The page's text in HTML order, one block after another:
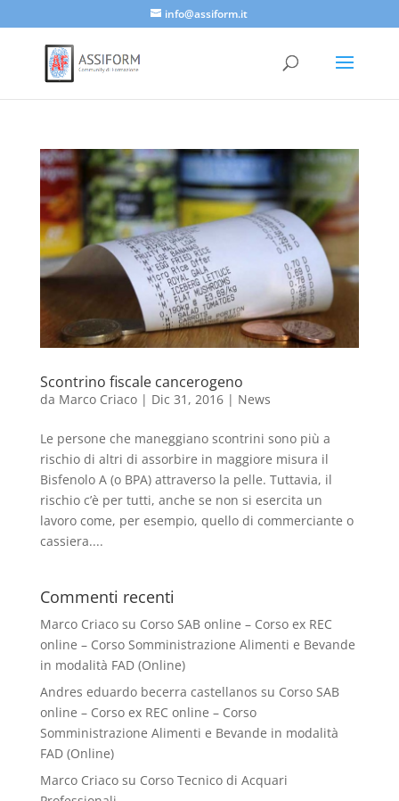
info@assiform.it
Scontrino fiscale cancerogeno
da Marco Criaco| Dic 31, 2016| News
Le persone che maneggiano scontrini sono più a
rischio di altri di assorbire in maggiore misura il
Bisfenolo A (o BPA) attraverso la pelle. Tuttavia, il
rischio c’è per tutti, anche se non si esercita un
lavoro come, per esempio, quello di commerciante o
cassiera....
Commenti recenti
Marco Criacosu Corso SAB online – Corso ex REC
online – Corso Somministrazione Alimenti e Bevande
in modalità FAD (Online)
Andres eduardo becerra castellanos su Corso SAB
online – Corso ex REC online – Corso
Somministrazione Alimenti e Bevande in modalità
FAD (Online)
Marco Criacosu Corso Tecnico di Acquari